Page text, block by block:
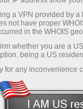
Vous pouvez
a VPN provided by
not have proper
in the WHOIS
whether you are a
being a US
for any inconvenience